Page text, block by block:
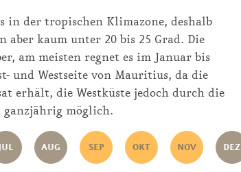
in der tropischen Klimazone, deshalb
aber kaum unter 20 bis 25 Grad. Die
am meisten regnet es im Januar bis
und Westseite von Mauritius, da die
erhält, die Westküste jedoch durch die
ganzjährig möglich.
JUL AUG SEP OKT NOV DEZ